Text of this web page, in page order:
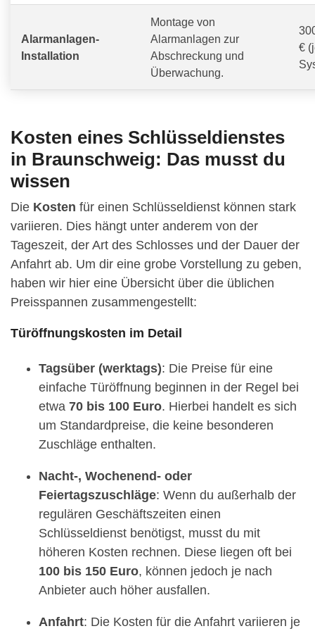
Alarmanlagen-
Installation
Montage von
Alarmanlagen zur
Abschreckung und
Überwachung.
€
Kosten eines Schlüsseldienstes
in Braunschweig: Das musst du
wissen
Die Kosten für einen Schlüsseldienst können stark
variieren. Dies hängt unter anderem von der
Tageszeit, der Art des Schlosses und der Dauer der
Anfahrt ab. Um dir eine grobe Vorstellung zu geben,
haben wir hier eine Übersicht über die üblichen
Preisspannen zusammengestellt:
Türöffnungskosten im Detail
Tagsüber (werktags): Die Preise für eine
einfache Türöffnung beginnen in der Regel bei
etwa 70 bis 100 Euro. Hierbei handelt es sich
um Standardpreise, die keine besonderen
Zuschläge enthalten.
Nacht-, Wochenend- oder
Feiertagszuschläge: Wenn du außerhalb der
regulären Geschäftszeiten einen
Schlüsseldienst benötigst, musst du mit
höheren Kosten rechnen. Diese liegen oft bei
100 bis 150 Euro, können jedoch je nach
Anbieter auch höher ausfallen.
Anfahrt: Die Kosten für die Anfahrt variieren je